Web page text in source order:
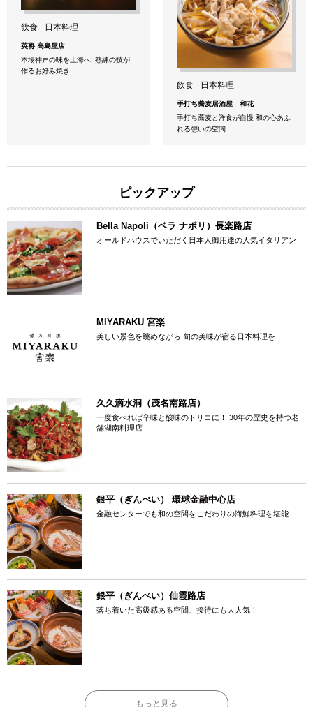
飲食 日本料理
英将 高島屋店
本場神戸の味を上海へ! 熟練の技が
作るお好み焼き
飲食 日本料理
手打ち蕎麦居酒屋 和花
手打ち蕎麦と洋食が自慢 和の心あふ
れる憩いの空間
ピックアップ
Bella Napoli（ベラ ナポリ）長楽路店
オールドハウスでいただく日本人御用達の人気イタリアン
MIYARAKU 宮楽
美しい景色を眺めながら 旬の美味が宿る日本料理を
久久滴水洞（茂名南路店）
一度食べれば辛味と酸味のトリコに！ 30年の歴史を持つ老
舗湖南料理店
銀平（ぎんぺい） 環球金融中心店
金融センターでも和の空間をこだわりの海鮮料理を堪能
銀平（ぎんぺい）仙霞路店
落ち着いた高級感ある空間、接待にも大人気！
もっと見る